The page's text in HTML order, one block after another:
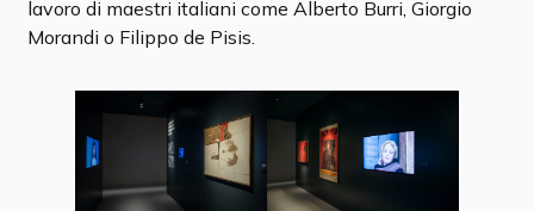
lavoro di maestri italiani come Alberto Burri, Giorgio
Morandi o Filippo de Pisis.